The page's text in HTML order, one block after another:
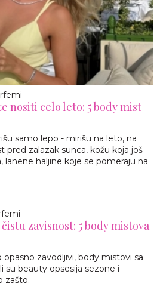
nositi celo leto: 5 body mist
samo lepo - mirišu na leto, na
pred zalazak sunca, kožu koja još
lanene haljine koje se pomeraju na
zavisnost: 5 body mistova
zavodljivi, body mistovi sa
su beauty opsesija sezone i
zašto.